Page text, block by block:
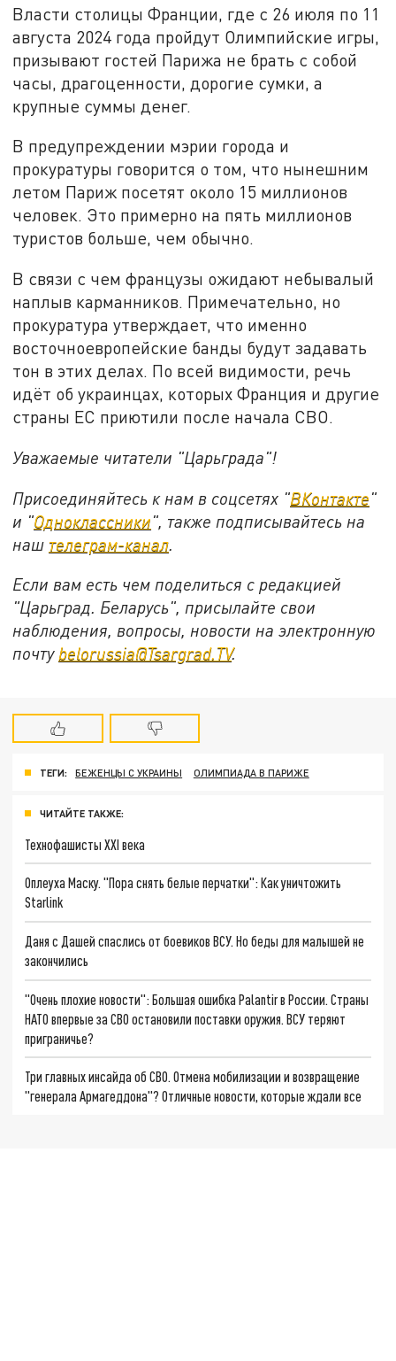
Власти столицы Франции, где с 26 июля по 11
августа 2024 года пройдут Олимпийские игры,
призывают гостей Парижа не брать с собой
часы, драгоценности, дорогие сумки, а
крупные суммы денег.
В предупреждении мэрии города и
прокуратуры говорится о том, что нынешним
летом Париж посетят около 15 миллионов
человек. Это примерно на пять миллионов
туристов больше, чем обычно.
В связи с чем французы ожидают небывалый
наплыв карманников. Примечательно, но
прокуратура утверждает, что именно
восточноевропейские банды будут задавать
тон в этих делах. По всей видимости, речь
идёт об украинцах, которых Франция и другие
страны ЕС приютили после начала СВО.
Уважаемые читатели "Царьграда"!
Присоединяйтесь к нам в соцсетях "ВКонтакте"
и "Одноклассники", также подписывайтесь на
наш телеграм-канал
Если вам есть чем поделиться с редакцией
"Царьград. Беларусь", присылайте свои
наблюдения, вопросы, новости на электронную
почту belorussia@Tsargrad.TV.
ТЕГИ: БЕЖЕНЦЫ С УКРАИНЫ ОЛИМПИАДА В ПАРИЖЕ
ЧИТАЙТЕ ТАКЖЕ:
Технофашисты XXI века
Оплеуха Маску. "Пора снять белые перчатки": Как уничтожить
Starlink
Даня с Дашей спаслись от боевиков ВСУ. Но беды для малышей не
закончились
"Очень плохие новости": Большая ошибка Palantir в России. Страны
НАТО впервые за СВО остановили поставки оружия. ВСУ теряют
приграничье?
Три главных инсайда об СВО. Отмена мобилизации и возвращение
"генерала Армагеддона"? Отличные новости, которые ждали все